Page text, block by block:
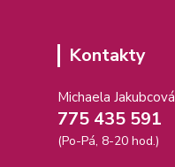
Kontakty
Michaela Jakubcová
775 435 591
(Po-Pá, 8-20 hod.)